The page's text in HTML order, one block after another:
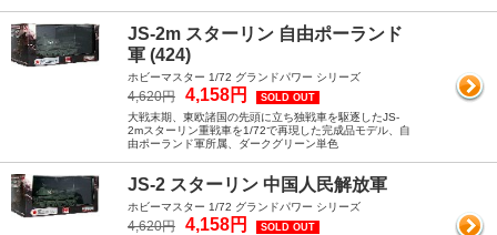
JS-2m スターリン 自由ポーランド
軍 (424)
ホビーマスター 1/72 グランドパワー シリーズ
4,620円 4,158円 SOLD OUT
大戦末期、東欧諸国の先頭に立ち独戦車を駆逐したJS-
2mスターリン重戦車を1/72で再現した完成品モデル、自
由ポーランド軍所属、ダークグリーン単色
JS-2 スターリン 中国人民解放軍
ホビーマスター 1/72 グランドパワー シリーズ
4,620円 4,158円 SOLD OUT